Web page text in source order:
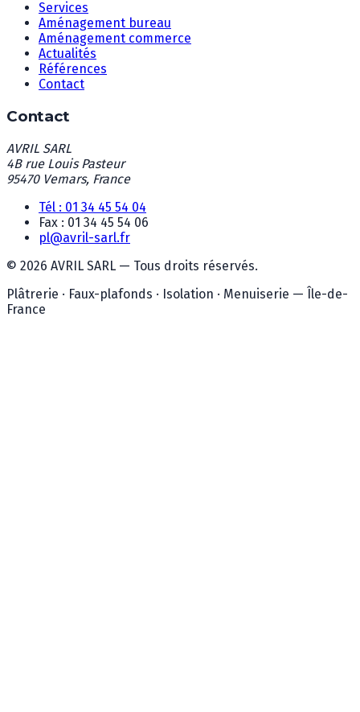
Services
Aménagement bureau
Aménagement commerce
Actualités
Références
Contact
Contact
AVRIL SARL
4B rue Louis Pasteur
95470 Vemars, France
Tél : 01 34 45 54 04
Fax : 01 34 45 54 06
pl@avril-sarl.fr
© 2026 AVRIL SARL — Tous droits réservés.
Plâtrerie · Faux-plafonds · Isolation · Menuiserie — Île-de-
France